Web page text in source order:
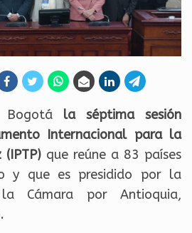
Bogotá la séptima sesión
Internacional para la
que reúne a 83 países
y que es presidido por la
Cámara por Antioquia,